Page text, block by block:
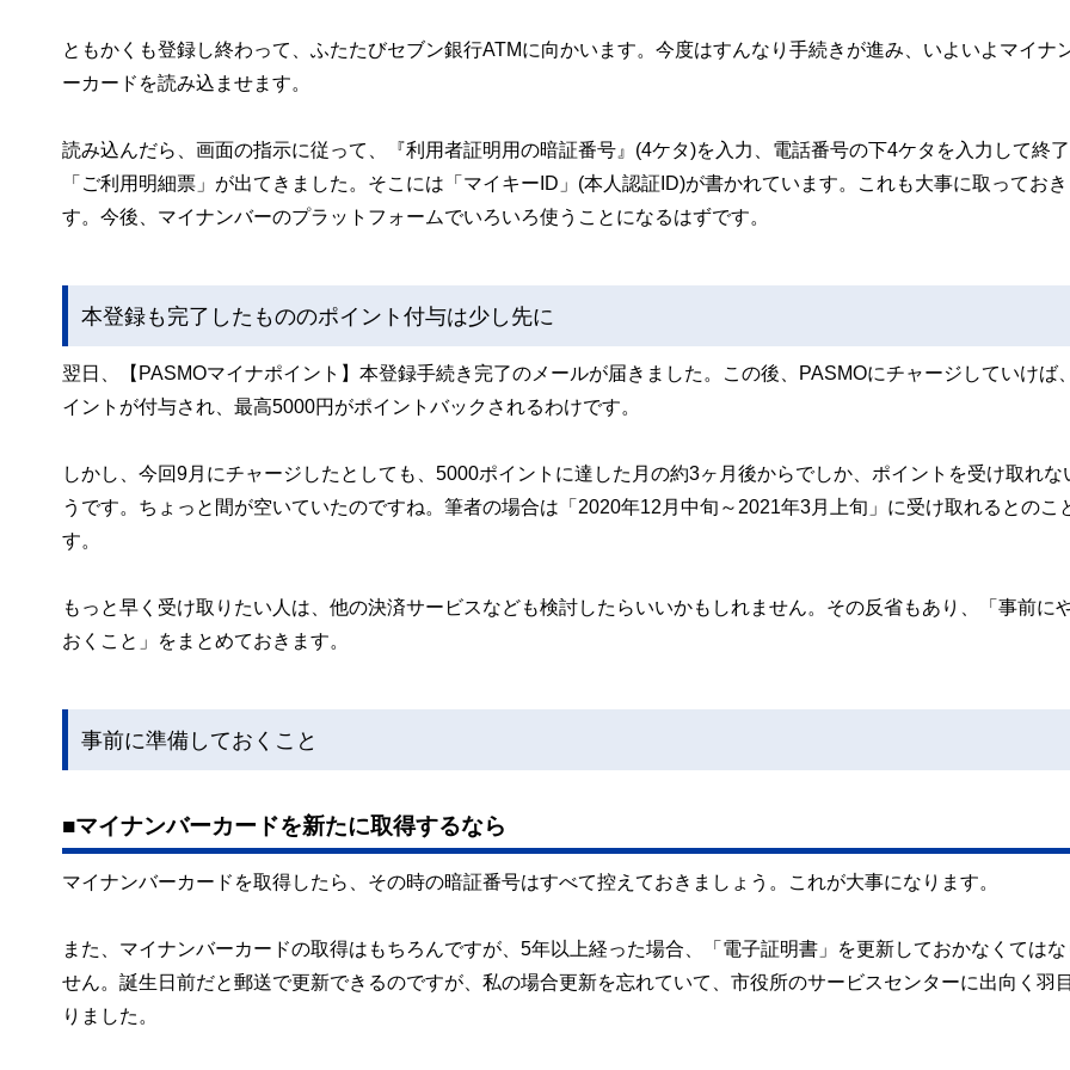
ともかくも登録し終わって、ふたたびセブン銀行ATMに向かいます。今度はすんなり手続きが進み、いよいよマイナ
ーカードを読み込ませます。
読み込んだら、画面の指示に従って、『利用者証明用の暗証番号』(4ケタ)を入力、電話番号の下4ケタを入力して終了
「ご利用明細票」が出てきました。そこには「マイキーID」(本人認証ID)が書かれています。これも大事に取っておき
す。今後、マイナンバーのプラットフォームでいろいろ使うことになるはずです。
本登録も完了したもののポイント付与は少し先に
翌日、【PASMOマイナポイント】本登録手続き完了のメールが届きました。この後、PASMOにチャージしていけば
イントが付与され、最高5000円がポイントバックされるわけです。
しかし、今回9月にチャージしたとしても、5000ポイントに達した月の約3ヶ月後からでしか、ポイントを受け取れな
うです。ちょっと間が空いていたのですね。筆者の場合は「2020年12月中旬～2021年3月上旬」に受け取れるとのこ
す。
もっと早く受け取りたい人は、他の決済サービスなども検討したらいいかもしれません。その反省もあり、「事前に
おくこと」をまとめておきます。
事前に準備しておくこと
■マイナンバーカードを新たに取得するなら
マイナンバーカードを取得したら、その時の暗証番号はすべて控えておきましょう。これが大事になります。
また、マイナンバーカードの取得はもちろんですが、5年以上経った場合、「電子証明書」を更新しておかなくてはな
せん。誕生日前だと郵送で更新できるのですが、私の場合更新を忘れていて、市役所のサービスセンターに出向く羽
りました。